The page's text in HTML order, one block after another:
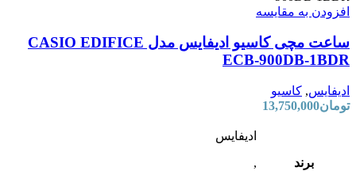
افزودن به مقایسه
ساعت مچی کاسیو ادیفایس مدل CASIO EDIFICE
ECB-900DB-1BDR
ادیفایس, کاسیو
تومان13,750,000
برند
ادیفایس
,